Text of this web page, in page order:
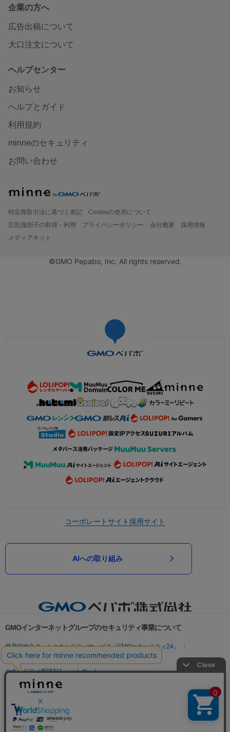
企業の方へ
広告出稿について
大口注文について
ヘルプセンター
お知らせ
ヘルプとガイド
利用規約
minneのセキュリティ
お問い合わせ
特定商取引法に基づく表記
Cookieの使用について
広告識別子の取得・利用
プライバシーポリシー 会社概要
採用情報
メディアキット
©GMO Pepabo, Inc. All rights reserved.
コーポレートサイト採用サイト
AIへの取り組み
GMOインターネットグループのセキュリティ事業について
世界初総合ネットセキュリティサービス「GMOセキュリティ24」
パスワード漏洩診断
Webサイトリスク診断
セキュリティ相談AIチャットボット
実在証明・盗聴対策
サイバー攻撃対策（GMO Flatt Security）
セキュリティ事業の軌跡